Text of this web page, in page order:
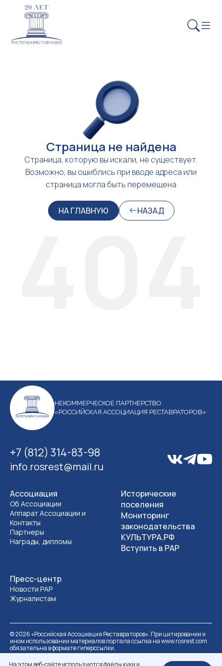
Страница не найдена
Страница, которую вы искали, не существует.
Возможно, вы ошиблись при вводе адреса или
страница могла быть перемещена
НА ГЛАВНУЮ НАЗАД
На этом веб-сайте используются файлы куки и
НЕКОММЕРЧЕСКОЕ ПАРТНЕРСТВО
«РОССИЙСКАЯ АССОЦИАЦИЯ РЕСТАВРАТОРОВ»
+7 (812) 314-83-98
info.rosrest@mail.ru
Ассоциация
Об Ассоциации
Аппарат Ассоциации и
Контакты
Партнеры
Награды, дипломы
Пресс-центр
Новости РАР
Журналистам
Исторические
поселения
Мониторинг
законодательства
КУЛЬТУРА.РФ
Вступить в РАР
©2026 «Российская Ассоциация Реставраторов». При цитировании и
ином использовании материалов портала ссылка на www.rosrest.com
обязательна в формате гиперссылки.
Политика обработки персональных данных
Разработка сайта